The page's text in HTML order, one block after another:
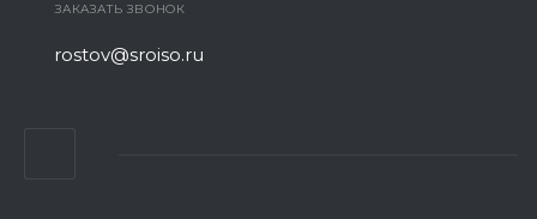
ЗАКАЗАТЬ ЗВОНОК
rostov@sroiso.ru